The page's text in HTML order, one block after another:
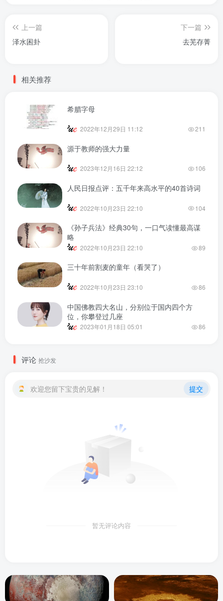
上一篇
泽水困卦
下一篇
去芜存菁
相关推荐
希腊字母
2022年12月29日 11:12 211
源于教师的强大力量
2023年12月16日 22:12 106
人民日报点评：五千年来高水平的40首诗词
2022年10月23日 22:10 104
《孙子兵法》经典30句，一口气读懂最高谋
略
2022年10月23日 22:10 89
三十年前割麦的童年（看哭了）
2022年10月23日 23:10 86
中国佛教四大名山，分别位于国内四个方
位，你攀登过几座
2023年01月18日 05:01 86
评论 抢沙发
欢迎您留下宝贵的见解！ 提交
暂无评论内容